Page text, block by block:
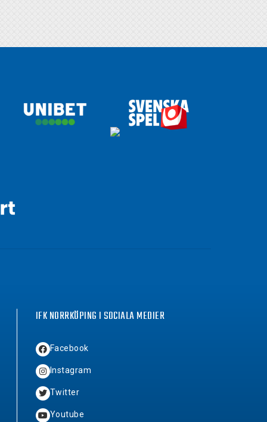
IFK NORRKÖPING I SOCIALA MEDIER
Facebook
Instagram
Twitter
Youtube